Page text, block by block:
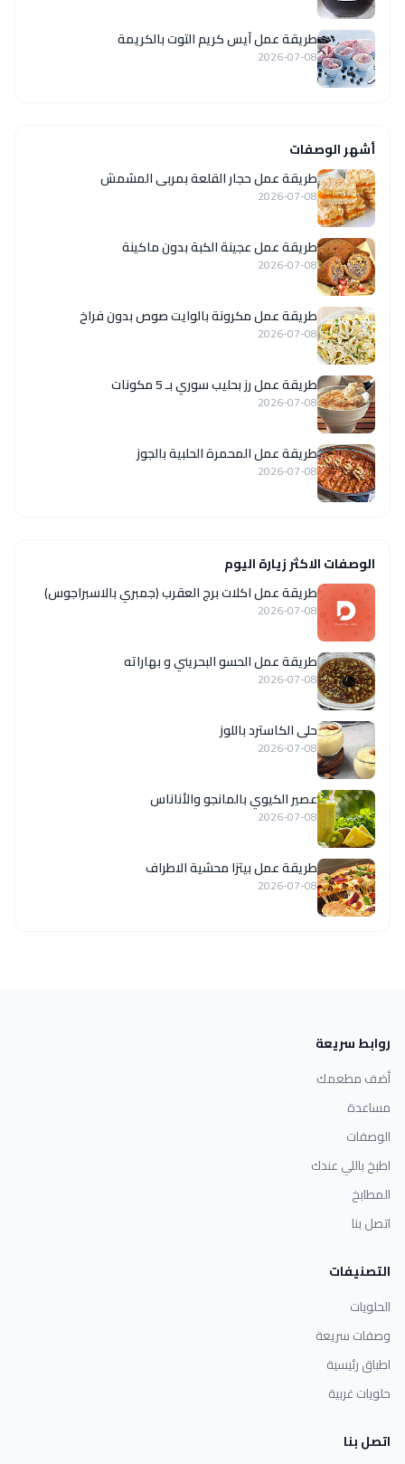
طريقة عمل آيس كريم التوت بالكريمة
2026-07-08
أشهر الوصفات
طريقة عمل حجار القلعة بمربى المشمش
2026-07-08
طريقة عمل عجينة الكبة بدون ماكينة
2026-07-08
طريقة عمل مكرونة بالوايت صوص بدون فراخ
2026-07-08
طريقة عمل رز بحليب سوري بـ 5 مكونات
2026-07-08
طريقة عمل المحمرة الحلبية بالجوز
2026-07-08
الوصفات الاكثر زيارة اليوم
طريقة عمل اكلات برج العقرب (جمبري بالاسبراجوس)
2026-07-08
طريقة عمل الحسو البحريني و بهاراته
2026-07-08
حلى الكاسترد باللوز
2026-07-08
عصير الكيوي بالمانجو والأناناس
2026-07-08
طريقة عمل بيتزا محشية الاطراف
2026-07-08
روابط سريعة
أضف مطعمك
مساعدة
الوصفات
اطبخ باللي عندك
المطابخ
اتصل بنا
التصنيفات
الحلويات
وصفات سريعة
اطباق رئيسية
حلويات غربية
اتصل بنا